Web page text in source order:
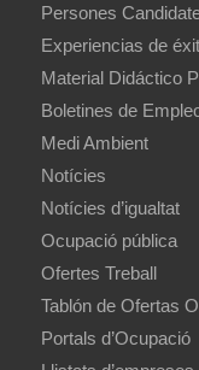
Persones
Experiencias de
Material Didáctico
Boletines de
Medi Ambient
Notícies
Notícies d’igualtat
Ocupació pública
Ofertes Treball
Tablón de Ofertas
Portals d’Ocupació